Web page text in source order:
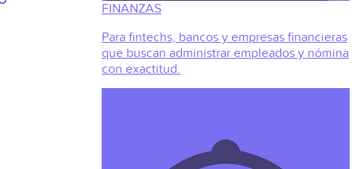
FINANZAS
Para fintechs, bancos y empresas financieras
que buscan administrar empleados y nómina
con exactitud.